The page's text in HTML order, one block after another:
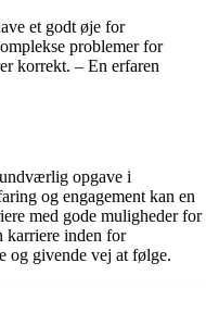
et godt øje for
problemer for
korrekt. – En erfaren
opgave i
og engagement kan en
med gode muligheder for
inden for
og givende vej at følge.